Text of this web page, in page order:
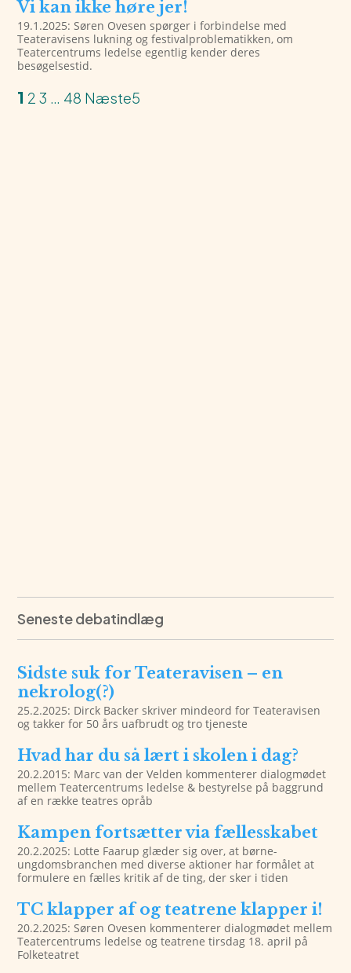
Vi kan ikke høre jer!
19.1.2025: Søren Ovesen spørger i forbindelse med
Teateravisens lukning og festivalproblematikken, om
Teatercentrums ledelse egentlig kender deres
besøgelsestid.
1 2 3 … 48 Næste
Seneste debatindlæg
Sidste suk for Teateravisen – en
nekrolog(?)
25.2.2025: Dirck Backer skriver mindeord for Teateravisen
og takker for 50 års uafbrudt og tro tjeneste
Hvad har du så lært i skolen i dag?
20.2.2015: Marc van der Velden kommenterer dialogmødet
mellem Teatercentrums ledelse & bestyrelse på baggrund
af en række teatres opråb
Kampen fortsætter via fællesskabet
20.2.2025: Lotte Faarup glæder sig over, at børne-
ungdomsbranchen med diverse aktioner har formålet at
formulere en fælles kritik af de ting, der sker i tiden
TC klapper af og teatrene klapper i!
20.2.2025: Søren Ovesen kommenterer dialogmødet mellem
Teatercentrums ledelse og teatrene tirsdag 18. april på
Folketeatret